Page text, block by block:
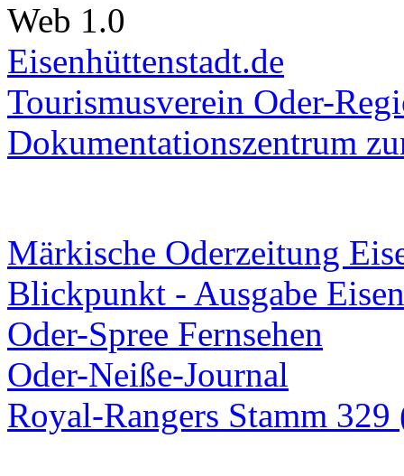
Web 1.0
Eisenhüttenstadt.de
Tourismusverein Oder-
Dokumentationszentrum
Märkische Oderzeitung
Blickpunkt - Ausgabe
Oder-Spree Fernsehen
Oder-Neiße-Journal
Royal-Rangers Stamm